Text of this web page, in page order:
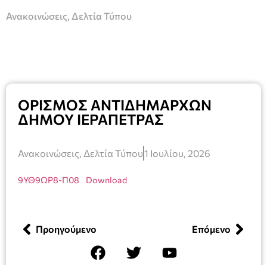
Ανακοινώσεις Δελτία Τύπου
ΟΡΙΣΜΟΣ ΑΝΤΙΔΗΜΑΡΧΩΝ
ΔΗΜΟΥ ΙΕΡΑΠΕΤΡΑΣ
Ανακοινώσεις Δελτία Τύπου1 Ιουλίου, 2026
9ΥΘ9ΩΡ8-Π08 Download
Προηγούμενο Επόμενο